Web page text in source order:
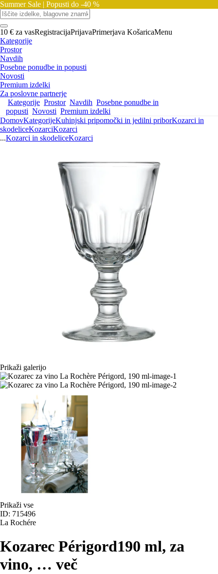
Summer Sale | Popusti do -40 %
10 € za vasRegistracijaPrijavaPrimerjava KošaricaMenu
Kategorije
Prostor
Navdih
Posebne ponudbe in popusti
Novosti
Premium izdelki
Za poslovne partnerje
Kategorije Prostor Navdih Posebne ponudbe in
popusti Novosti Premium izdelki
DomovKategorijeKuhinjski pripomočki in jedilni priborKozarci in
skodeliceKozarciKozarci
...Kozarci in skodeliceKozarci
Prikaži galerijo
Prikaži vse
ID: 715496
La Rochére
Kozarec Périgord190 ml, za
vino, … več